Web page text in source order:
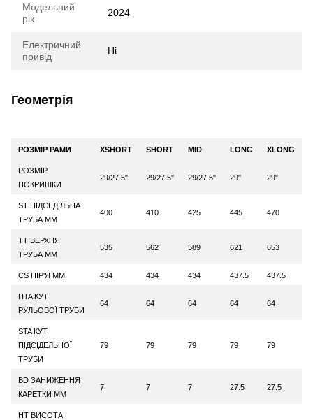
Модельний
рік
2024
Електричний
привід
Ні
Геометрія
РОЗМІР РАМИ XSHORT SHORT MID LONG XLONG
РОЗМІР
ПОКРИШКИ
29/27.5" 29/27.5" 29/27.5" 29" 29"
ST ПІДСЕДІЛЬНА
ТРУБА ММ
400 410 425 445 470
TT ВЕРХНЯ
ТРУБА ММ
535 562 589 621 653
CS ПІР'Я ММ 434 434 434 437.5 437.5
HTA КУТ
РУЛЬОВОЇ ТРУБИ
64 64 64 64 64
STA КУТ
ПІДСІДЕЛЬНОЇ
ТРУБИ
79 79 79 79 79
BD ЗАНИЖЕННЯ
КАРЕТКИ ММ
7 7 7 27.5 27.5
HT ВИСОТА